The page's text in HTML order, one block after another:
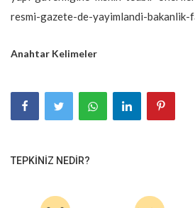
resmi-gazete-de-yayimlandi-
Anahtar Kelimeler
TEPKINIZ NEDIR?